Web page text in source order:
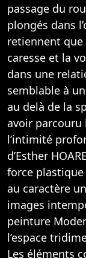
passage du
plongés dans
retiennent que
caresse et la
dans une
semblable à
au delà de la
avoir parcouru
l’intimité
d’Esther
force
au caractère
images
peinture
l’espace
Les éléments